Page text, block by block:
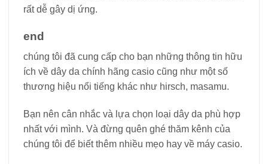
rất dễ gây dị ứng.
end
chúng tôi đã cung cấp cho bạn những thông tin hữu
ích về dây da chính hãng casio cũng như một số
thương hiệu nổi tiếng khác như hirsch, masamu.
Bạn nên cân nhắc và lựa chọn loại dây da phù hợp
nhất với mình. Và đừng quên ghé thăm kênh của
chúng tôi để biết thêm nhiều mẹo hay về máy casio.